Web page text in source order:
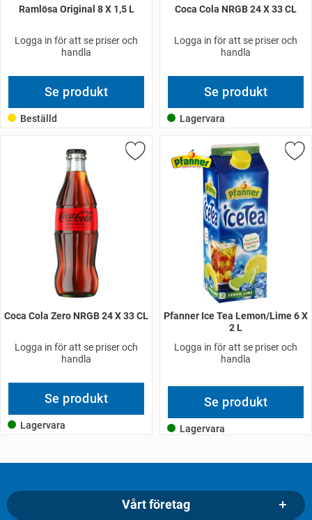
Ramlösa Original 8 X 1,5 L
Logga in för att se priser och
handla
Se produkt
Beställd
Coca Cola NRGB 24 X 33 CL
Logga in för att se priser och
handla
Se produkt
Lagervara
Coca Cola Zero NRGB 24 X 33 CL
Logga in för att se priser och
handla
Se produkt
Lagervara
Pfanner Ice Tea Lemon/Lime 6 X
2 L
Logga in för att se priser och
handla
Se produkt
Lagervara
Vårt företag